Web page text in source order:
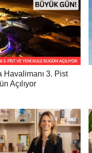
Havalimanı 3. Pist
Açılıyor